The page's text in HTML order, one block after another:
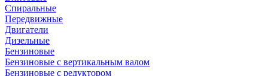
Спиральные
Передвижные
Двигатели
Дизельные
Бензиновые
Бензиновые с вертикальным валом
Бензиновые с редуктором